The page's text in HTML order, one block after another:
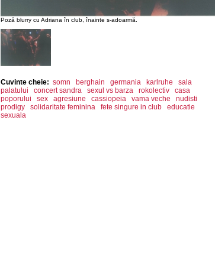
Poză blurry cu Adriana în club, înainte s-adoarmă.
Cuvinte cheie: somn berghain germania karlruhe
sala
palatului
concert sandra sexul vs barza rokolectiv
casa
poporului
sex agresiune cassiopeia vama veche
nudisti
prodigy
solidaritate feminina fete singure in club
educatie
sexuala